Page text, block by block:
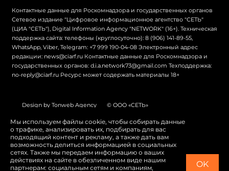
Контактные данные для Роскомнадзора и государственных органов
Сетевое издание "Цифровое информационное агентство "СЕТЬ"
(ЦИА "СЕТЬ"), Digital Information Agency "NETWORK" (16+). Техническая
поддержка сайта: телефоны (круглосуточно): 8 (906) 141-89-55,
WhatsApp, Viber, Telegram: +7 999 190-04-08 Электронный адрес
редакции: news@ciarf.ru Контактные данные для Роскомнадзора и
государственных органов: d.i.a.network73@gmail.com Техподдержка:
no-reply@ciarf.ru Ресурс может содержать материалы 18+
Design by Tonweb Agency © ООО «СЕТЬ»
Политика конфиденциальности Карта сайта
Switch to English
Мы используем файлы cookie, чтобы собирать данные
о трафике, анализировать их, подбирать для вас
подходящий контент и рекламу, а также дать вам
возможность делиться информацией в социальных
сетях. Также мы передаем информацию о ваших
действиях на сайте в обезличенном виде нашим
партнерам: социальным сетям и компаниям,
OK